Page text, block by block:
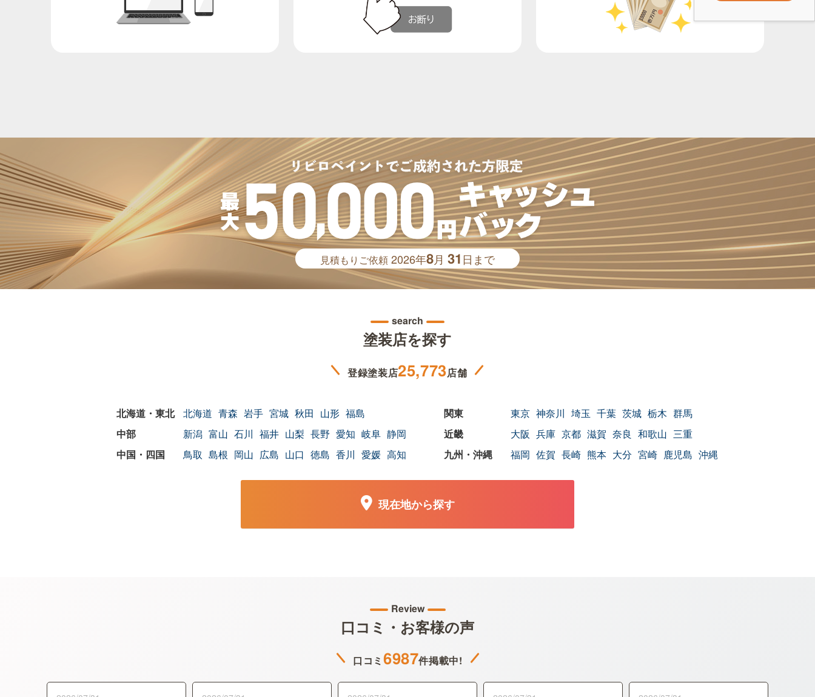
見積もりご依頼2026年8月31日まで
search
塗装店を探す
登録塗装店25,773店舗
北海道 青森 岩手 宮城 秋田 山形 福島 東京 神奈川 埼玉 千葉 茨城 栃木 群馬
新潟 富山 石川 福井 山梨 長野 愛知 岐阜 静岡 大阪 兵庫 京都 滋賀 奈良 和歌山 三重
鳥取 島根 岡山 広島 山口 徳島 香川 愛媛 高知 福岡 佐賀 長崎 熊本 大分 宮崎 鹿児島 沖縄
現在地から探す
Review
口コミ・お客様の声
口コミ 6987件掲載中!